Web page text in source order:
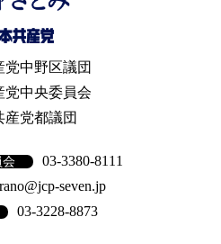
党中野区議団
党中央委員会
産党都議団
会 03-3380-8111
seven.jp
03-3228-8873